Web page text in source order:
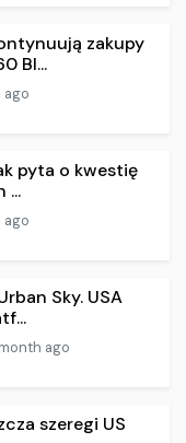
zakupy
Bl...
ago
pyta o kwestię
...
ago
Sky. USA
ago
szeregi US